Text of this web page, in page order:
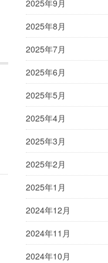
2025年9月
2025年8月
2025年7月
2025年6月
2025年5月
2025年4月
2025年3月
2025年2月
2025年1月
2024年12月
2024年11月
2024年10月